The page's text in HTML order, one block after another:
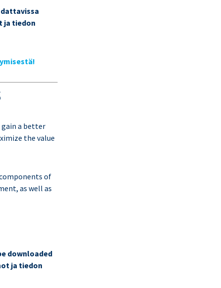
ja tiedon
a better
the value
of
as well as
downloaded
ja tiedon